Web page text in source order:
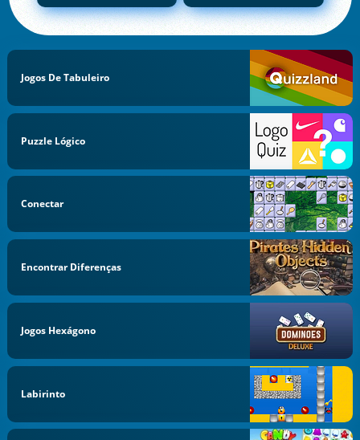
Jogos De Tabuleiro
Puzzle Lógico
Conectar
Encontrar Diferenças
Jogos Hexágono
Labirinto